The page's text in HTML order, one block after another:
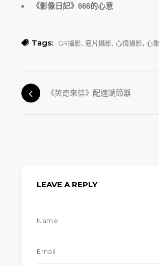
《影像日記》666的心意
Tags: GR攝影, 底片攝影, 心情攝影, 心
《英奇來信》配速調節器
LEAVE A REPLY